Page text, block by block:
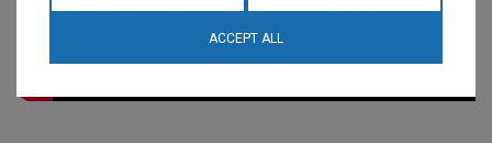
ACCEPT ALL